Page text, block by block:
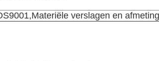
verslagen en